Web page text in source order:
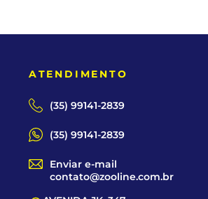
ATENDIMENTO
(35) 99141-2839
(35) 99141-2839
Enviar e-mail
contato@zooline.com.br